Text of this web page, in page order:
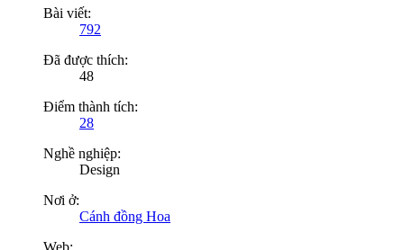
Bài viết:
792
Đã được thích:
48
Điểm thành tích:
28
Nghề nghiệp:
Design
Nơi ở:
Cánh đồng Hoa
Web: